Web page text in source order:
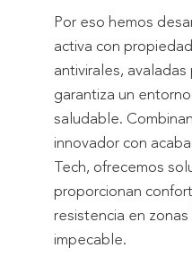
Por eso hemos
activa con
antivirales,
garantiza un
saludable.
innovador con
Tech, ofrecemos
proporcionan
resistencia en
impecable.